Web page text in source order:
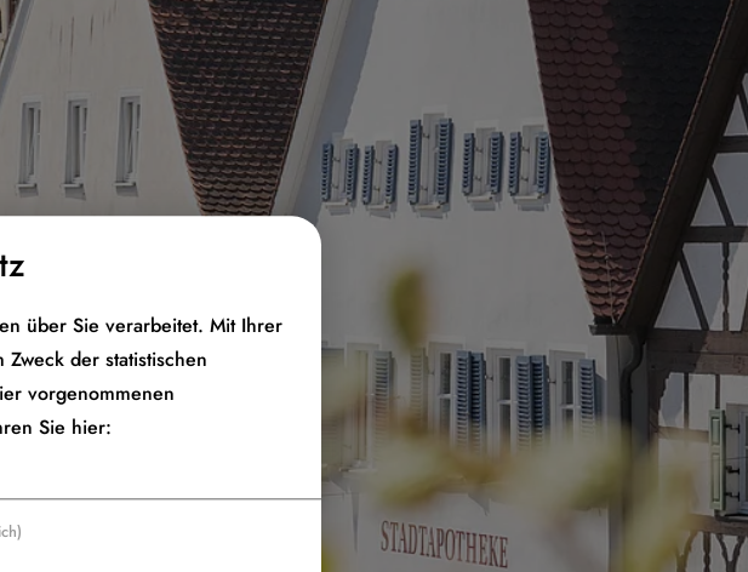
über Sie verarbeitet. Mit Ihrer
der statistischen
vorgenommenen
Sie hier: